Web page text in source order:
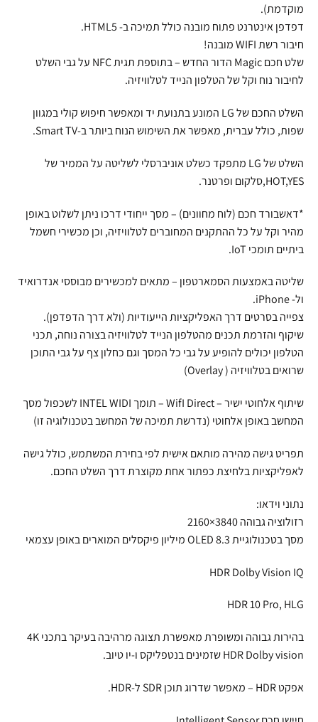
מוקדמת).
דפדפן אינטרנט פתוח מובנה כולל תמיכה ב- HTML5.
חיבור רשת WIFI מובנה!
שלט חכם Magic הדור החדש – בתוספת תגית NFC על גבי השלט
לחיבור נוח וקל של הטלפון הנייד לטלוויזיה.
השלט החכם של LG המונע בתנועת יד ומאפשר חיפוש קולי במגוון
שפות, כולל עברית, מאפשר את השימוש הנוח ביותר ב-Smart TV.
השלט של LG מתפקד כשלט אוניברסלי לשליטה על הממיר של
HOT,YES,סלקום ופרטנר.
*דאשבורד חכם (לוח מחוונים) – מסך ייחודי דרכו ניתן לשלוט באופן
מהיר וקל על כל ההתקנים המחוברים לטלוויזיה, וכן מכשירי חשמל
ביתיים תומכי IoT.
שליטה באמצעות הסמארטפון – מתאים למכשירים מבוססי אנדרואיד
ול- iPhone.
צפייה בסרטים דרך האפליקציות הייעודיות (ולא דרך הדפדפן).
שיקוף והזרמת תכנים מהטלפון הנייד לטלוויזיה בצורה נוחה, תכני
הטלפון יכולים להופיע על גבי כל המסך וגם כחלון צף על גבי התוכן
שרואים בטלוויזיה ( Overlay)
שיתוף אלחוטי ישיר – WifI Direct – תומך INTEL WIDI לשכפול מסך
המחשב באופן אלחוטי (נדרשת תמיכה של המחשב בטכנולוגיה זו)
תפריט גישה מהירה מותאם אישית לפי בחירת המשתמש, כולל גישה
לאפליקציות בלחיצת כפתור אחת מקוצרת דרך השלט החכם.
נתוני וידאו:
רזולוציה גבוהה 3840×2160
מסך בטכנולוגיית OLED 8.3 מיליון פיקסלים המוארים באופן עצמאי
HDR Dolby Vision IQ
HDR 10 Pro, HLG
בהירות גבוהה ומשופרת מאפשרת תצוגה מרהיבה בעיקר בתכני 4K
HDR Dolby vision שזמינים בנטפליקס ו-יו טיוב.
אפקט HDR – מאפשר שדרוג תוכן SDR ל-HDR.